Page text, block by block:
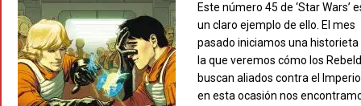
Este número 45 de ‘Star Wars’
un claro ejemplo de ello. El mes
pasado iniciamos una historieta
la que veremos cómo los
buscan aliados contra el
en esta ocasión nos